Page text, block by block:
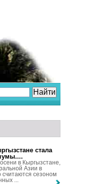
стала
.
в Кыргызстане,
Азии в
сезоном
...